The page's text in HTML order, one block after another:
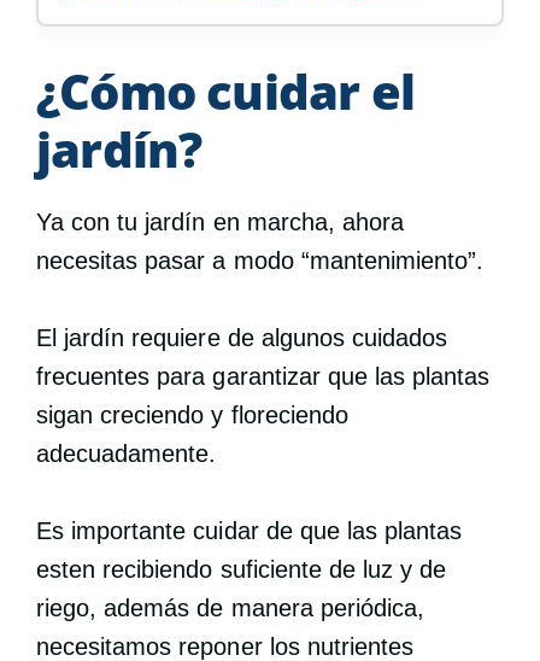
¿Cómo cuidar el
jardín?
Ya con tu jardín en marcha, ahora
necesitas pasar a modo “mantenimiento”.
El jardín requiere de algunos cuidados
frecuentes para garantizar que las plantas
sigan creciendo y floreciendo
adecuadamente.
Es importante cuidar de que las plantas
esten recibiendo suficiente de luz y de
riego, además de manera periódica,
necesitamos reponer los nutrientes